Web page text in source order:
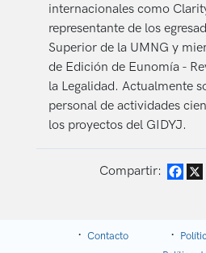
internacionales como
representante de los
Superior de la UMNG y
de Edición de Eunomía -
la Legalidad. Actualmente
personal de actividades
los proyectos del GIDYJ.
Compartir:
Contacto